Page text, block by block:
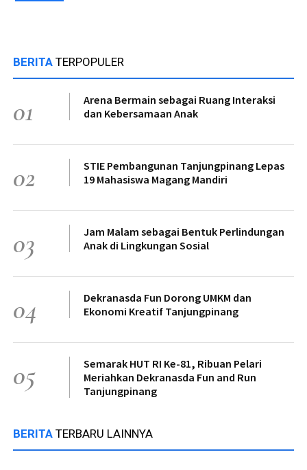
BERITA TERPOPULER
01
Arena Bermain sebagai Ruang Interaksi
dan Kebersamaan Anak
02
STIE Pembangunan Tanjungpinang Lepas
19 Mahasiswa Magang Mandiri
03
Jam Malam sebagai Bentuk Perlindungan
Anak di Lingkungan Sosial
04
Dekranasda Fun Dorong UMKM dan
Ekonomi Kreatif Tanjungpinang
05
Semarak HUT RI Ke-81, Ribuan Pelari
Meriahkan Dekranasda Fun and Run
Tanjungpinang
BERITA TERBARU LAINNYA